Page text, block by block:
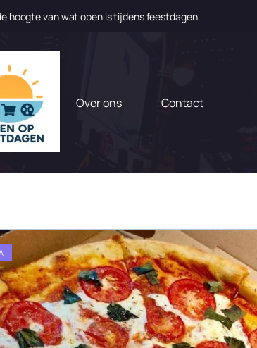
hoogte van wat open is tijdens feestdagen.
Over ons Contact